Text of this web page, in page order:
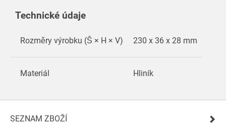
Technické údaje
Rozměry výrobku (Š × H × V) 230 x 36 x 28 mm
Materiál Hliník
SEZNAM ZBOŽÍ